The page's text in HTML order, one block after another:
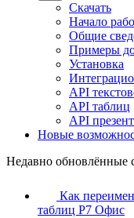
Скачать
Начало
Общие
Примеры
Установка
API
API таблиц
API
Новые
Недавно обновлённые
Как
таблиц Р7 Офис